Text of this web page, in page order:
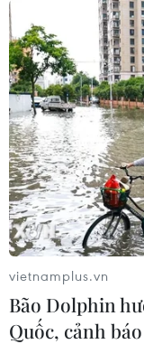
ngà voi số lượng
nhập khẩu vào
vietnamplus.vn
Bão Dolphin
Quốc, cảnh